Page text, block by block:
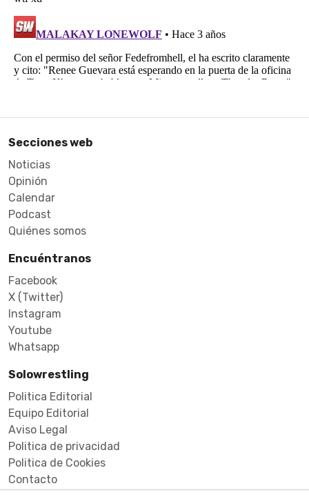
Secciones web
Noticias
Opinión
Calendar
Podcast
Quiénes somos
Encuéntranos
Facebook
X (Twitter)
Instagram
Youtube
Whatsapp
Solowrestling
Politica Editorial
Equipo Editorial
Aviso Legal
Politica de privacidad
Politica de Cookies
Contacto